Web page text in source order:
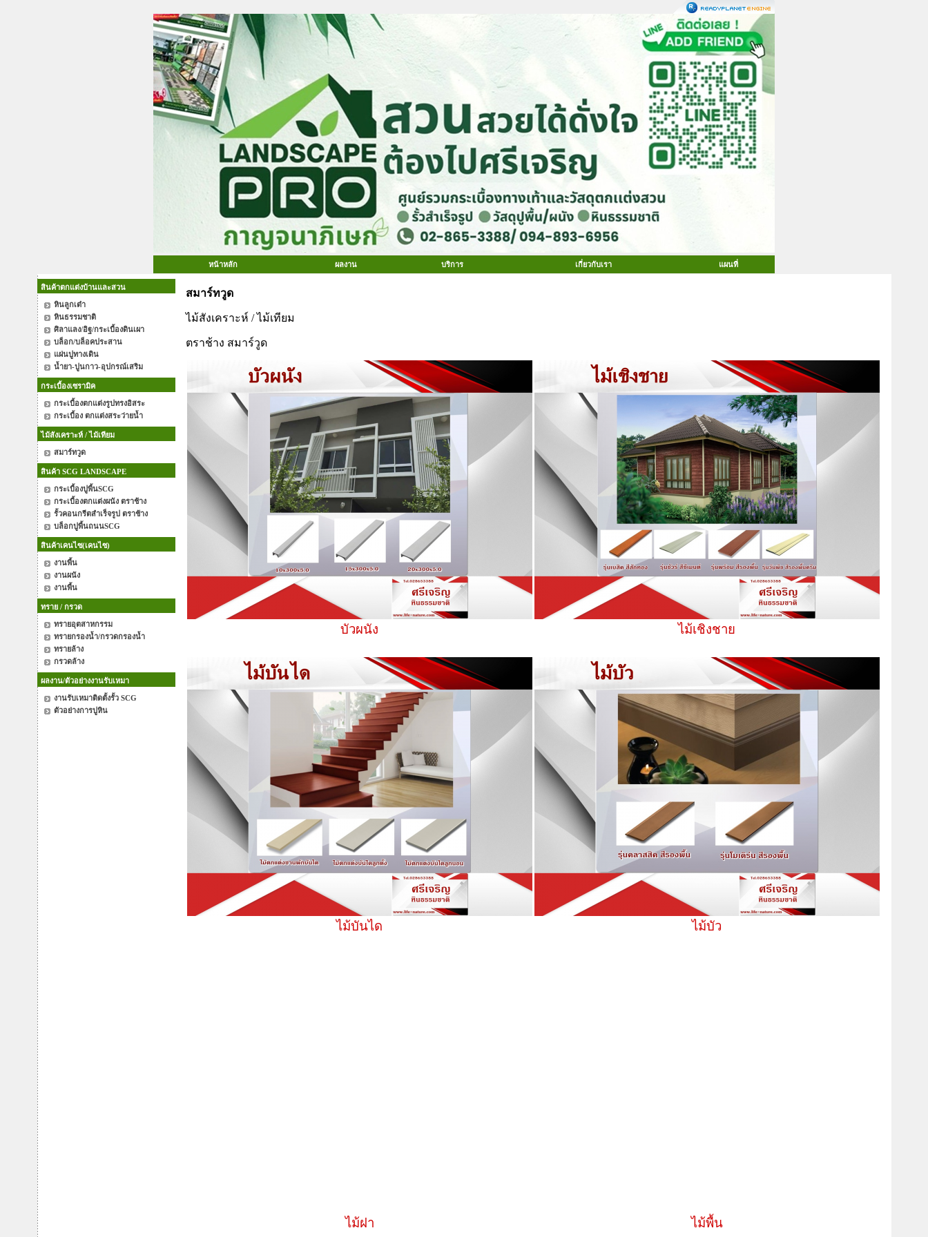
หน้าหลัก ผลงาน บริการ เกี่ยวกับเรา แผนที่
สินค้าตกแต่งบ้านและสวน
หินลูกเต๋า
หินธรรมชาติ
ศิลาแลง/อิฐ/กระเบื้องดินเผา
บล็อก/บล็อคประสาน
แผ่นปูทางเดิน
น้ำยา-ปูนกาว-อุปกรณ์เสริม
กระเบื้องเซรามิค
กระเบื้องตกแต่งรูปทรงอิสระ
กระเบื้อง ตกแต่งสระว่ายน้ำ
ไม้สังเคราะห์ / ไม้เทียม
สมาร์ทวูด
สินค้า SCG LANDSCAPE
กระเบื้องปูพื้นSCG
กระเบื้องตกแต่งผนัง ตราช้าง
รั้วคอนกรีตสำเร็จรูป ตราช้าง
บล็อกปูพื้นถนนSCG
สินค้าเคนไซ(เคนไซ)
งานพื้น
งานผนัง
งานพื้น
ทราย / กรวด
ทรายอุตสาหกรรม
ทรายกรองน้ำ/กรวดกรองน้ำ
ทรายล้าง
กรวดล้าง
ผลงาน/ตัวอย่างงานรับเหมา
งานรับเหมาติดตั้งรั้ว SCG
ตัวอย่างการปูหิน
สมาร์ทวูด
ไม้สังเคราะห์ / ไม้เทียม
ตราช้าง สมาร์วูด
บัวผนัง ไม้เชิงชาย
ไม้บันได ไม้บัว
ไม้ฝา ไม้พื้น